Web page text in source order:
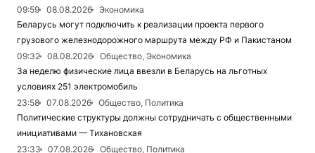
09:59
08.08.2026
Экономика
Беларусь могут подключить к реализации проекта первого
грузового железнодорожного маршрута между РФ и Пакистаном
09:32
08.08.2026
Общество, Экономика
За неделю физические лица ввезли в Беларусь на льготных
условиях 251 электромобиль
23:58
07.08.2026
Общество, Политика
Политические структуры должны сотрудничать с общественными
инициативами — Тихановская
23:33
07.08.2026
Общество, Политика